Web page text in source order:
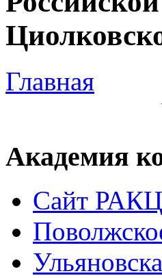
Главная
Академия
Сайт РАКЦ